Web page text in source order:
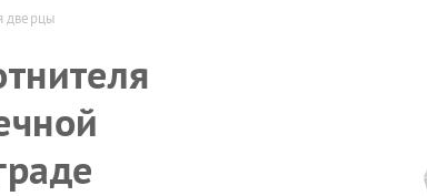
дверцы